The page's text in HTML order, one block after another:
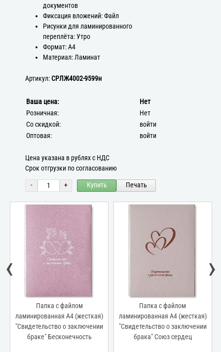
документов
Фиксация вложений: Файл
Рисунки для ламинированного
переплёта: Утро
Формат: А4
Материал: Ламинат
Артикул:СРЛЖ4002-9599н
Ваша цена:
Нет
Розничная:
Нет
Со скидкой:
войти
Оптовая:
войти
Цена указана в рублях с НДС
Срок отгрузки по согласованию
- + Купить Печать
Папка с файлом
ламинированная А4 (жесткая)
"Свидетельство о заключении
браке" Бесконечность
Папка с файлом
ламинированная А4 (жесткая)
"Свидетельство о заключении
брака" Союз сердец
‹ ›